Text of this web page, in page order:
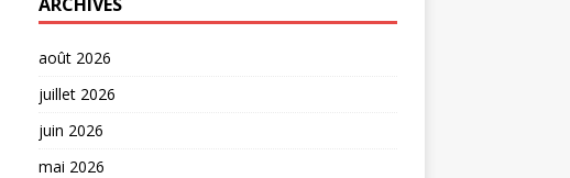
août 2026
juillet 2026
juin 2026
mai 2026